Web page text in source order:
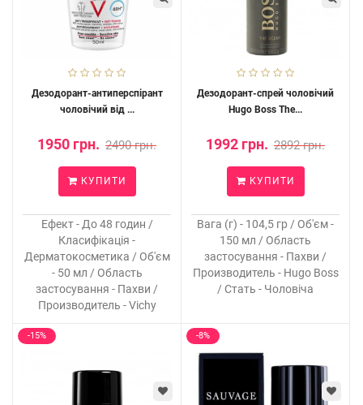
Дезодорант-антиперспірант
чоловічий від ...
1950 грн. 2490 грн.
КУПИТИ
Ефект - До 48 годин /
Класифікація -
Дерматокосметика / Об'єм
- 50 мл / Область
застосування - Пахви /
Производитель - Vichy
Дезодорант-спрей чоловічий
Hugo Boss The...
1992 грн. 2892 грн.
КУПИТИ
Вага (г) - 104,5 гр / Об'єм -
150 мл / Область
застосування - Пахви /
Производитель - Hugo Boss
/ Стать - Чоловіча
-15% -8%